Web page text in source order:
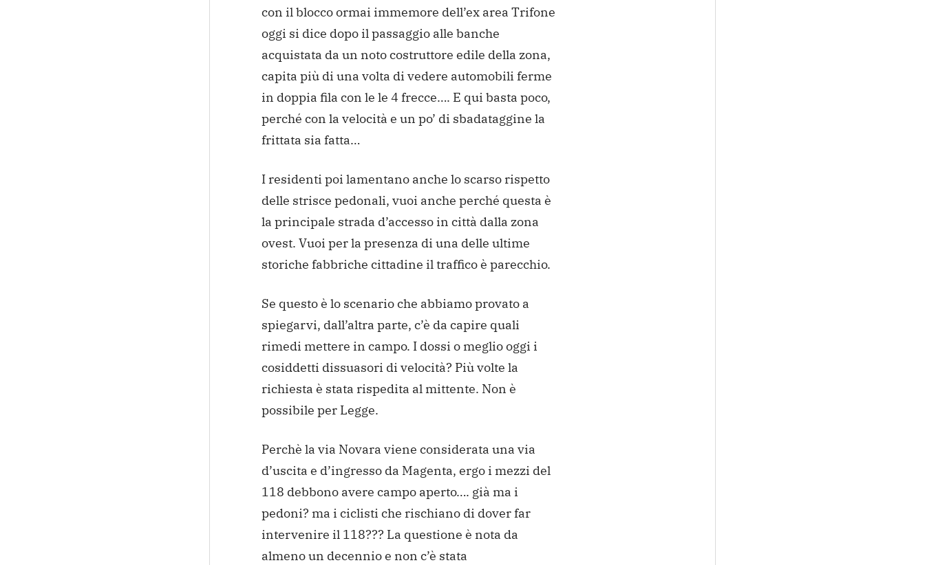
con il blocco ormai immemore dell’ex area Trifone
oggi si dice dopo il passaggio alle banche
acquistata da un noto costruttore edile della zona,
capita più di una volta di vedere automobili ferme
in doppia fila con le le 4 frecce…. E qui basta poco,
perché con la velocità e un po’ di sbadataggine la
frittata sia fatta…
I residenti poi lamentano anche lo scarso rispetto
delle strisce pedonali, vuoi anche perché questa è
la principale strada d’accesso in città dalla zona
ovest. Vuoi per la presenza di una delle ultime
storiche fabbriche cittadine il traffico è parecchio.
Se questo è lo scenario che abbiamo provato a
spiegarvi, dall’altra parte, c’è da capire quali
rimedi mettere in campo. I dossi o meglio oggi i
cosiddetti dissuasori di velocità? Più volte la
richiesta è stata rispedita al mittente. Non è
possibile per Legge.
Perchè la via Novara viene considerata una via
d’uscita e d’ingresso da Magenta, ergo i mezzi del
118 debbono avere campo aperto…. già ma i
pedoni? ma i ciclisti che rischiano di dover far
intervenire il 118??? La questione è nota da
almeno un decennio e non c’è stata